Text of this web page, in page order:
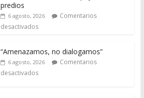
predios
6 agosto, 2026
Comentarios
desactivados
“Amenazamos, no dialogamos”
6 agosto, 2026
Comentarios
desactivados